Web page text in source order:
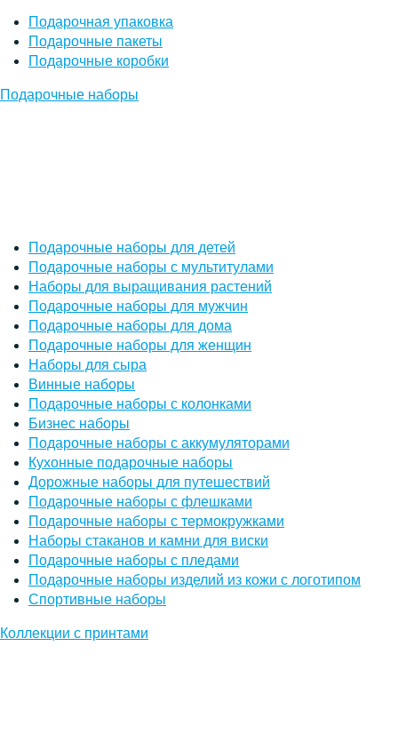
Подарочная упаковка
Подарочные пакеты
Подарочные коробки
Подарочные наборы
Подарочные наборы для детей
Подарочные наборы с мультитулами
Наборы для выращивания растений
Подарочные наборы для мужчин
Подарочные наборы для дома
Подарочные наборы для женщин
Наборы для сыра
Винные наборы
Подарочные наборы с колонками
Бизнес наборы
Подарочные наборы с аккумуляторами
Кухонные подарочные наборы
Дорожные наборы для путешествий
Подарочные наборы с флешками
Подарочные наборы с термокружками
Наборы стаканов и камни для виски
Подарочные наборы с пледами
Подарочные наборы изделий из кожи с логотипом
Спортивные наборы
Коллекции с принтами